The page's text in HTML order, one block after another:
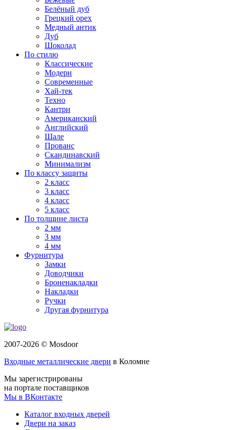
Белёный дуб
Грецкий орех
Медный антик
Дуб
Шоколад
По стилю
Классические
Модерн
Современные
Хай-тек
Техно
Кантри
Американский
Английский
Шале
Прованс
Скандинавский
Минимализм
По классу защиты
2 класс
3 класс
4 класс
5 класс
По толщине листа
2 мм
3 мм
4 мм
Фурнитура
Замки
Доводчики
Броненакладки
Накладки
Ручки
Другая фурнитура
2007-2026 © Mosdoor
Входные металлические двери в Коломне
Мы зарегистрированы
на портале поставщиков
Мы в ВКонтакте
Каталог входных дверей
Двери на заказ